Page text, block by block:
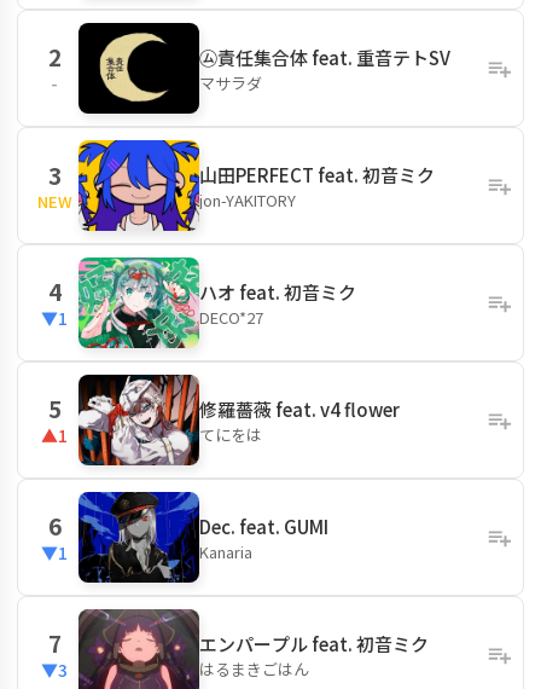
2
-
㋰責任集合体 feat. 重音テトSV
マサラダ
3
NEW
山田PERFECT feat. 初音ミク
jon-YAKITORY
4
▼1
ハオ feat. 初音ミク
DECO*27
5
▲1
修羅薔薇 feat. v4 flower
てにをは
6
▼1
Dec. feat. GUMI
Kanaria
7
▼3
エンパープル feat. 初音ミク
はるまきごはん